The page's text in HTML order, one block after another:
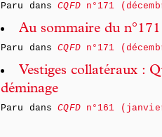
Paru dansCQFDn°171
Au sommaire du n°171
Paru dansCQFDn°171
Vestiges collatéraux :
déminage
Paru dansCQFDn°161